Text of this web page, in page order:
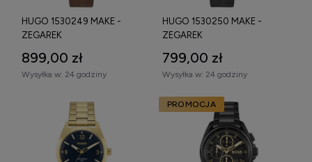
Produkty marki Hugo Boss stanowią doskonałe połączenie
estetyki z funkcjonalnością oraz solidnością wykonania.
Bogactwo dostępnych w naszej ofercie modeli pozwala
znaleźć wariant odpowiadający nawet najbardziej
gwarancja satysfakcji przez wiele sezonów. Zapoznaj się z
pełnym wyborem zegarków Hugo w tej kategorii i już dziś
znajdź model, który najlepiej odda Twój indywidualny styl.
HUGO 1530249 MAKE -
ZEGAREK
899,00 zł
Wysyłka w: 24 godziny
HUGO 1530250 MAKE -
ZEGAREK
799,00 zł
Wysyłka w: 24 godziny
PROMOCJA